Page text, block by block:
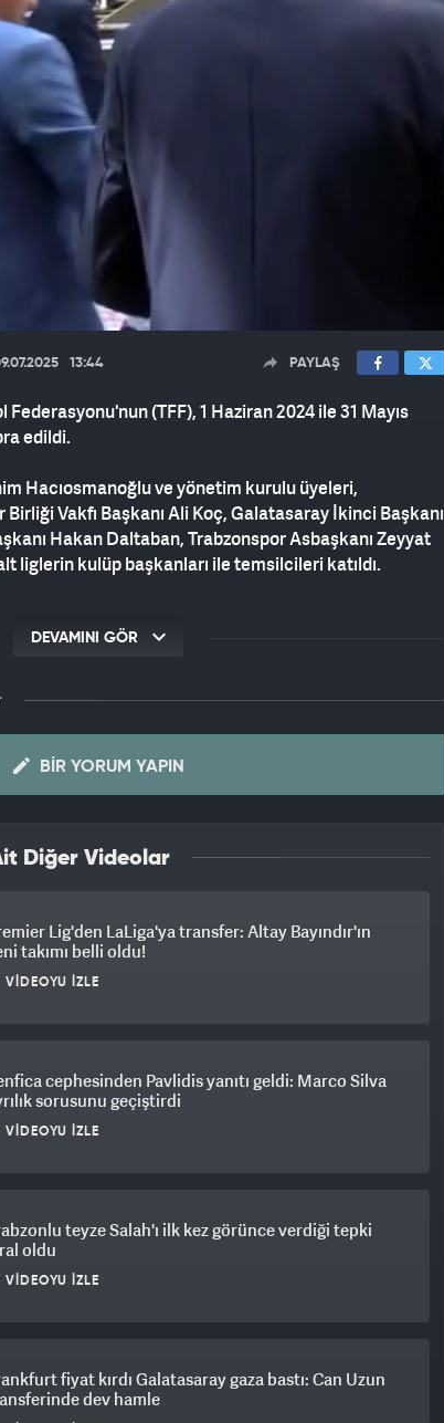
13:44 PAYLAŞ
(TFF), 1 Haziran 2024 ile 31 Mayıs
edildi.
Hacıosmanoğlu ve yönetim kurulu üyeleri,
Vakfı Başkanı Ali Koç, Galatasaray İkinci Başkanı
Hakan Daltaban, Trabzonspor Asbaşkanı Zeyyat
alt liglerin kulüp başkanları ile temsilcileri katıldı.
DEVAMINI GÖR
BIR YORUM YAPIN
Diğer Videolar
Lig'den LaLiga'ya transfer: Altay Bayındır'ın
takımı belli oldu!
VIDEOYU İZLE
cephesinden Pavlidis yanıtı geldi: Marco Silva
sorusunu geçiştirdi
VIDEOYU İZLE
teyze Salah'ı ilk kez görünce verdiği tepki
oldu
VIDEOYU İZLE
fiyat kırdı Galatasaray gaza bastı: Can Uzun
dev hamle